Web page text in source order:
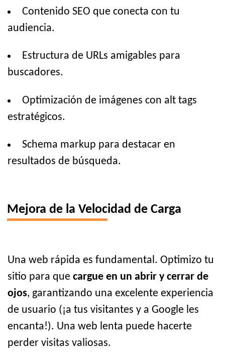
Contenido SEO que conecta con tu
audiencia.
Estructura de URLs amigables para
buscadores.
Optimización de imágenes con alt tags
estratégicos.
Schema markup para destacar en
resultados de búsqueda.
Mejora de la Velocidad de Carga
Una web rápida es fundamental. Optimizo tu
sitio para que cargue en un abrir y cerrar de
ojos, garantizando una excelente experiencia
de usuario (¡a tus visitantes y a Google les
encanta!). Una web lenta puede hacerte
perder visitas valiosas.